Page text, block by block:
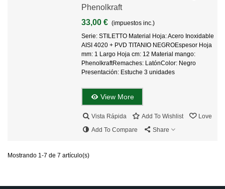
Phenolkraft
33,00 € (impuestos inc.)
Serie: STILETTO Material Hoja: Acero Inoxidable
AISI 4020 + PVD TITANIO NEGROEspesor Hoja
mm: 1 Largo Hoja cm: 12 Material mango:
PhenolkraftRemaches: LatónColor: Negro
Presentación: Estuche 3 unidades
View More
Vista Rápida Add To Wishlist
Love
Add To Compare
Share
Mostrando 1-7 de 7 artículo(s)